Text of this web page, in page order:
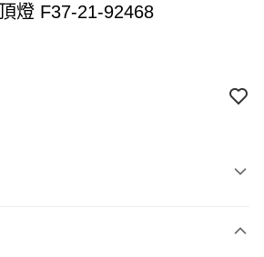
燈 F37-21-92468